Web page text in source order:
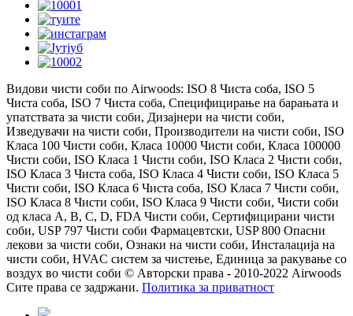
Видови чисти соби по Airwoods: ISO 8 Чиста соба, ISO 5
Чиста соба, ISO 7 Чиста соба, Специфицирање на барањата и
упатствата за чисти соби, Дизајнери на чисти соби,
Изведувачи на чисти соби, Производители на чисти соби, ISO
Класа 100 Чисти соби, Класа 10000 Чисти соби, Класа 100000
Чисти соби, ISO Класа 1 Чисти соби, ISO Класа 2 Чисти соби,
ISO Класа 3 Чиста соба, ISO Класа 4 Чисти соби, ISO Класа 5
Чисти соби, ISO Класа 6 Чиста соба, ISO Класа 7 Чисти соби,
ISO Класа 8 Чисти соби, ISO Класа 9 Чисти соби, Чисти соби
од класа A, B, C, D, FDA Чисти соби, Сертифицирани чисти
соби, USP 797 Чисти соби Фармацевтски, USP 800 Опасни
лекови за чисти соби, Ознаки на чисти соби, Инсталација на
чисти соби, HVAC систем за чистење, Единица за ракување со
воздух во чисти соби © Авторски права - 2010-2022 Airwoods
Сите права се задржани. Политика за приватност